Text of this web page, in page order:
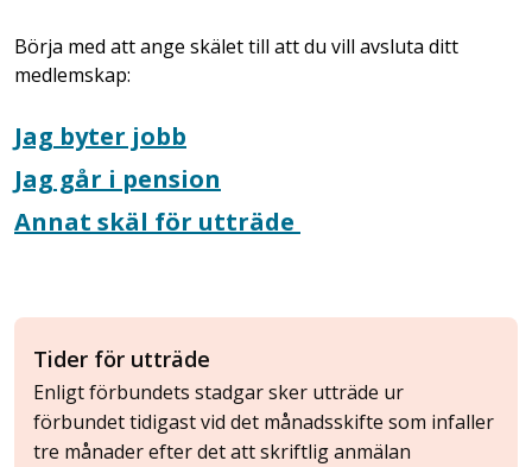
Börja med att ange skälet till att du vill avsluta ditt
medlemskap:
Jag byter jobb
Jag går i pension
Annat skäl för utträde
Tider för utträde
Enligt förbundets stadgar sker utträde ur
förbundet tidigast vid det månadsskifte som infaller
tre månader efter det att skriftlig anmälan